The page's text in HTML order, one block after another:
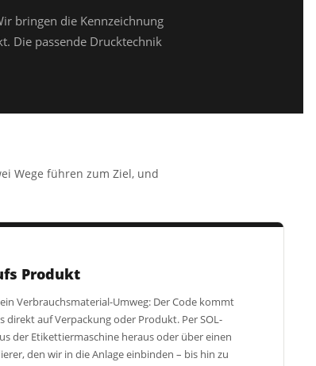
bringen die Kennzeichnung
Die passende Drucktechnik
Wege führen zum Ziel, und
Produkt
Verbrauchsmaterial-Umweg: Der Code kommt
direkt auf Verpackung oder Produkt. Per SOL-
der Etikettiermaschine heraus oder über einen
den wir in die Anlage einbinden – bis hin zu